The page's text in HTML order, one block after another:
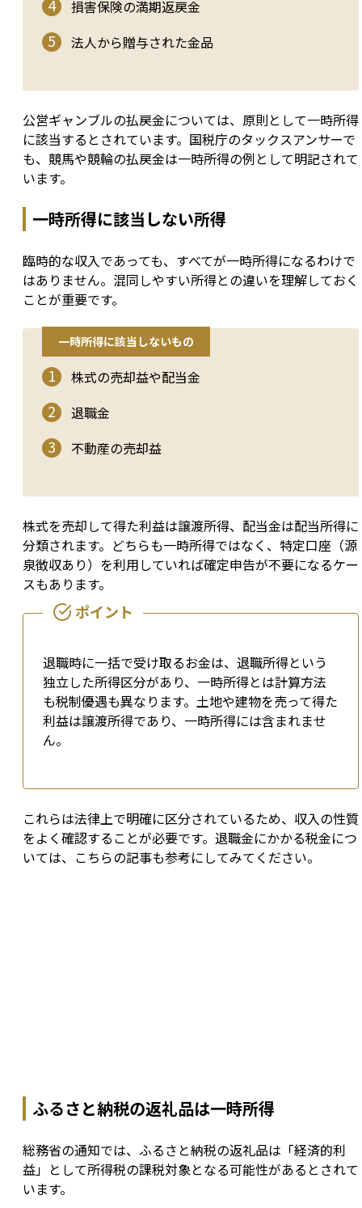
損害保険の満期返戻金
法人から贈与された金品
公営ギャンブルの払戻金については、原則として一時所得
に該当するとされています。国税庁のタックスアンサーで
も、競馬や競輪の払戻金は一時所得の例として明記されて
います。
一時所得に該当しない所得
臨時的な収入であっても、すべてが一時所得になるわけで
はありません。混同しやすい所得との違いを理解しておく
ことが重要です。
一時所得に該当しないもの
株式の売却益や配当金
退職金
不動産の売却益
株式を売却して得た利益は譲渡所得、配当金は配当所得に
分類されます。どちらも一時所得ではなく、特定口座（源
泉徴収あり）を利用していれば確定申告が不要になるケー
スもあります。
退職時に一括で受け取るお金は、退職所得という
独立した所得区分があり、一時所得とは計算方法
も税制優遇も異なります。土地や建物を売って得た
利益は譲渡所得であり、一時所得には含まれませ
ん。
これらは法律上で明確に区分されているため、収入の性質
をよく確認することが必要です。退職金にかかる税金につ
いては、こちらの記事も参考にしてみてください。
ふるさと納税の返礼品は一時所得
総務省の通知では、ふるさと納税の返礼品は「経済的利
益」として所得税の課税対象となる可能性があるとされて
います。